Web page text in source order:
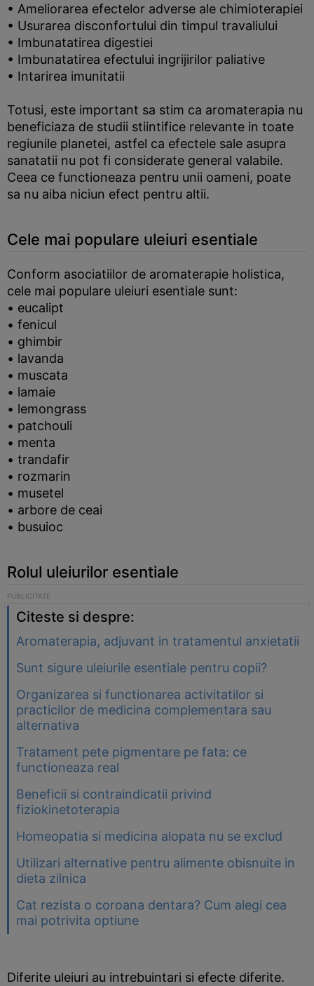
• Ameliorarea efectelor adverse ale chimioterapiei
• Usurarea disconfortului din timpul travaliului
• Imbunatatirea digestiei
• Imbunatatirea efectului ingrijirilor paliative
• Intarirea imunitatii
Totusi, este important sa stim ca aromaterapia nu
beneficiaza de studii stiintifice relevante in toate
regiunile planetei, astfel ca efectele sale asupra
sanatatii nu pot fi considerate general valabile.
Ceea ce functioneaza pentru unii oameni, poate
sa nu aiba niciun efect pentru altii.
Cele mai populare uleiuri esentiale
Conform asociatiilor de aromaterapie holistica,
cele mai populare uleiuri esentiale sunt:
• eucalipt
• fenicul
• ghimbir
• lavanda
• muscata
• lamaie
• lemongrass
• patchouli
• menta
• trandafir
• rozmarin
• musetel
• arbore de ceai
• busuioc
Rolul uleiurilor esentiale
Citeste si despre:
Aromaterapia, adjuvant in tratamentul anxietatii
Sunt sigure uleiurile esentiale pentru copii?
Organizarea si functionarea activitatilor si
practicilor de medicina complementara sau
alternativa
Tratament pete pigmentare pe fata: ce
functioneaza real
Beneficii si contraindicatii privind
fiziokinetoterapia
Homeopatia si medicina alopata nu se exclud
Utilizari alternative pentru alimente obisnuite in
dieta zilnica
Cat rezista o coroana dentara? Cum alegi cea
mai potrivita optiune
Diferite uleiuri au intrebuintari si efecte diferite.